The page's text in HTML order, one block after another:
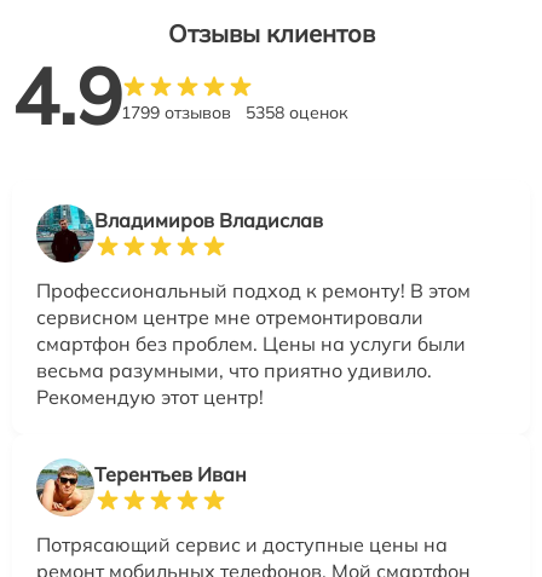
Отзывы клиентов
4.91799 отзывов 5358 оценок
Владимиров Владислав
Профессиональный подход к ремонту! В этом
сервисном центре мне отремонтировали
смартфон без проблем. Цены на услуги были
весьма разумными, что приятно удивило.
Рекомендую этот центр!
Терентьев Иван
Потрясающий сервис и доступные цены на
ремонт мобильных телефонов. Мой смартфон